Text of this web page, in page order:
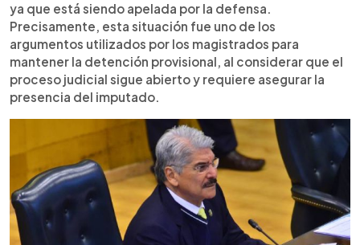
ya que está siendo apelada por la defensa.
Precisamente, esta situación fue uno de los
argumentos utilizados por los magistrados para
mantener la detención provisional, al considerar que el
proceso judicial sigue abierto y requiere asegurar la
presencia del imputado.